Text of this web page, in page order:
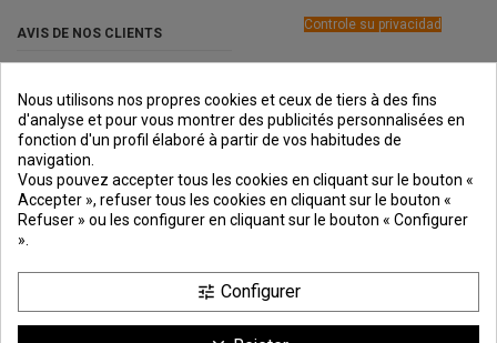
AVIS DE NOS CLIENTS
Controle su privacidad
PREMIOS
DE PAGO
SEGURO
Nous utilisons nos propres cookies et ceux de tiers à des fins
d'analyse et pour vous montrer des publicités personnalisées en
fonction d'un profil élaboré à partir de vos habitudes de
navigation.
Vous pouvez accepter tous les cookies en cliquant sur le bouton «
Accepter », refuser tous les cookies en cliquant sur le bouton «
Refuser » ou les configurer en cliquant sur le bouton « Configurer
».
tune Configurer